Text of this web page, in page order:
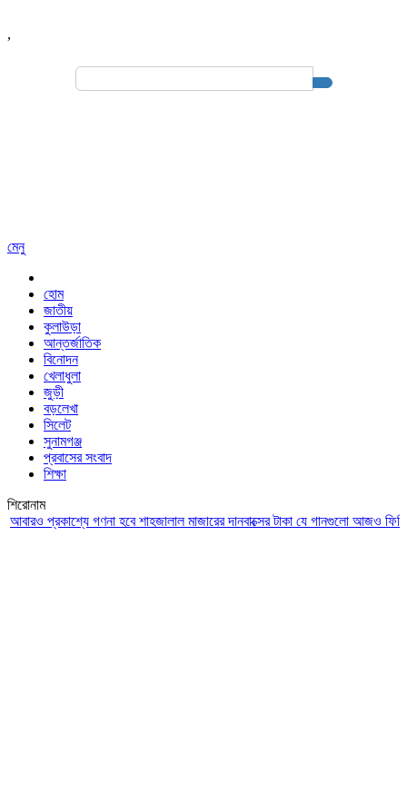
,
Search
মেনু
হোম
জাতীয়
কুলাউড়া
আন্তর্জাতিক
বিনোদন
খেলাধুলা
জুড়ী
বড়লেখা
সিলেট
সুনামগঞ্জ
প্রবাসের সংবাদ
শিক্ষা
শিরোনাম
প্রকাশ্যে গণনা হবে শাহজালাল মাজারের দানবাক্সের টাকাযে গানগুলো আজও ফিরিয়ে